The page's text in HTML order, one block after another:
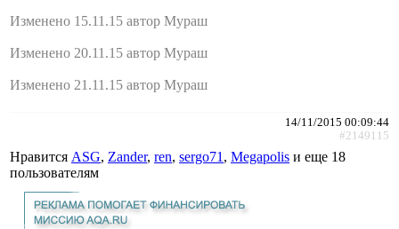
Изменено 15.11.15 автор Мураш
Изменено 20.11.15 автор Мураш
Изменено 21.11.15 автор Мураш
14/11/2015 00:09:44
#2149115
Нравится АSG, Zander, ren, sergo71 , Megapolis и еще 18
пользователям